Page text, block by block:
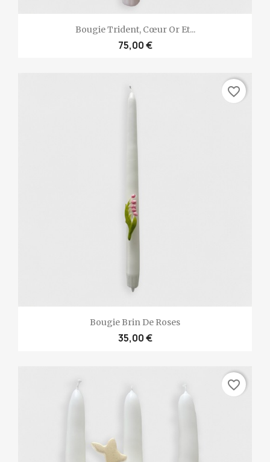
Bougie Trident, Cœur Or Et...
75,00 €
Bougie Brin De Roses
35,00 €
favorite_border
favorite_border